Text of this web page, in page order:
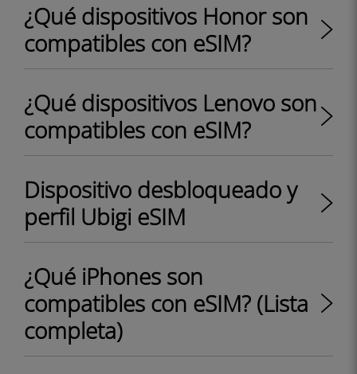
¿Qué dispositivos Honor son
compatibles con eSIM?
¿Qué dispositivos Lenovo son
compatibles con eSIM?
Dispositivo desbloqueado y
perfil Ubigi eSIM
¿Qué iPhones son
compatibles con eSIM? (Lista
completa)